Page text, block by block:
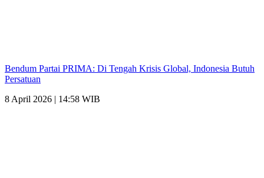
Bendum Partai PRIMA: Di Tengah Krisis Global, Indonesia Butuh
Persatuan
8 April 2026 | 14:58 WIB